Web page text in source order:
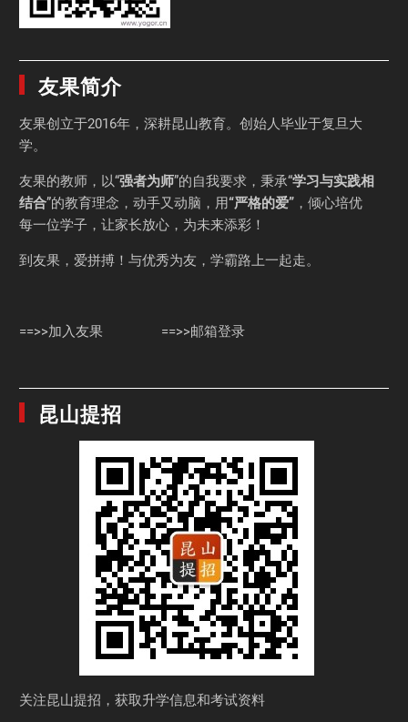
友果简介
友果创立于2016年，深耕昆山教育。创始人毕业于复旦大
学。
友果的教师，以“强者为师”的自我要求，秉承“学习与实践相
结合”的教育理念，动手又动脑，用“严格的爱” ，倾心培优
每一位学子，让家长放心，为未来添彩！
到友果，爱拼搏！与优秀为友，学霸路上一起走。
==>>加入友果 ==>>邮箱登录
昆山提招
关注昆山提招，获取升学信息和考试资料